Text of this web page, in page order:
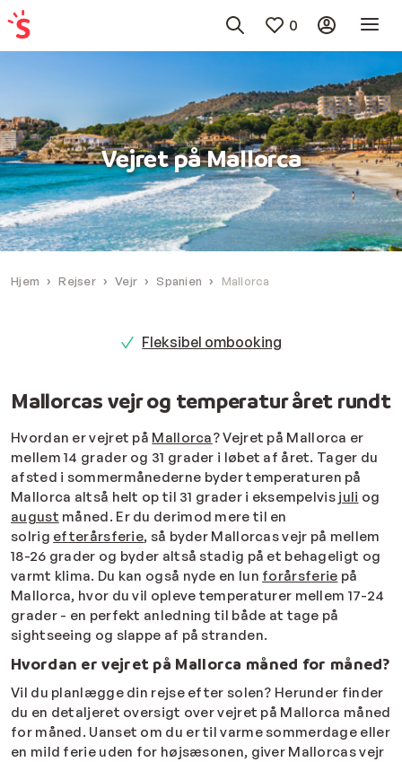
0
Vejret på Mallorca
Hjem Rejser Vejr Spanien Mallorca
Fleksibel ombooking
Mallorcas vejr og temperatur året rundt
Hvordan er vejret på Mallorca? Vejret på Mallorca er
mellem 14 grader og 31 grader i løbet af året. Tager du
afsted i sommermånederne byder temperaturen på
Mallorca altså helt op til 31 grader i eksempelvis juli og
august måned. Er du derimod mere til en
solrig efterårsferie, så byder Mallorcas vejr på mellem
18-26 grader og byder altså stadig på et behageligt og
varmt klima. Du kan også nyde en lun forårsferie på
Mallorca, hvor du vil opleve temperaturer mellem 17-24
grader - en perfekt anledning til både at tage på
sightseeing og slappe af på stranden.
Hvordan er vejret på Mallorca måned for måned?
Vil du planlægge din rejse efter solen? Herunder finder
du en detaljeret oversigt over vejret på Mallorca måned
for måned. Uanset om du er til varme sommerdage eller
en mild ferie uden for højsæsonen, giver Mallorcas vejr